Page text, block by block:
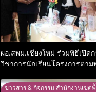
ผอ.สพม.เชียงใหม่ ร่วมพิธีเปิด
วิชาการนักเรียนโครงการตาม
ข่าวสาร & กิจกรรม สำนักงานเข